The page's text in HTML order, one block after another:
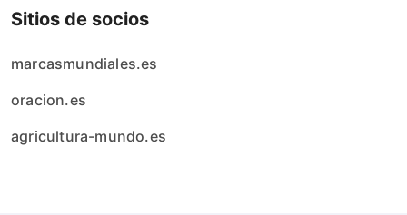
Sitios de socios
marcasmundiales.es
oracion.es
agricultura-mundo.es